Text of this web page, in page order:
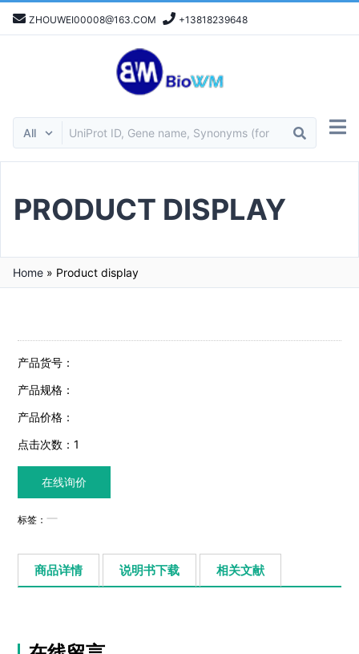
ZHOUWEI00008@163.COM +13818239648
PRODUCT DISPLAY
Home » Product display
产品货号：
产品规格：
产品价格：
点击次数：1
在线询价
标签：
商品详情 说明书下载 相关文献